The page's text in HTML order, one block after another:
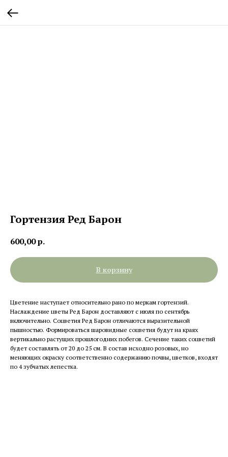
Гортензия Ред Барон
600,00р.
В корзину
Цветение наступает относительно рано по меркам гортензий.
Наслаждение цветы Ред Барон доставляют с июля по сентябрь
включительно. Соцветия Ред Барон отличаются выразительной
пышностью. Формироваться шаровидные соцветия будут на краях
вертикально растущих прошлогодних побегов. Сечение таких соцветий
будет составлять от 20 до 25 см. В состав исходно розовых, но
меняющих окраску соответственно содержанию почвы, цветков, входят
по 4 зубчатых лепестка.